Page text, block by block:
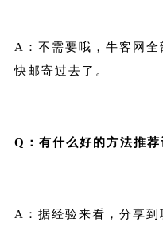
A：不需要哦，牛客网
快邮寄过去了。
Q：有什么好的方法推荐
A：据经验来看，分享